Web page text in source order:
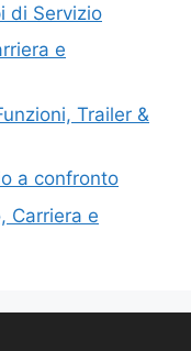
di Servizio
e
Trailer &
a confronto
Carriera e